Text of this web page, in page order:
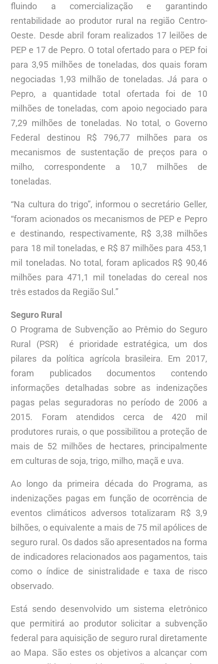
fluindo a comercialização e garantindo
rentabilidade ao produtor rural na região Centro-
Oeste. Desde abril foram realizados 17 leilões de
PEP e 17 de Pepro. O total ofertado para o PEP foi
para 3,95 milhões de toneladas, dos quais foram
negociadas 1,93 milhão de toneladas. Já para o
Pepro, a quantidade total ofertada foi de 10
milhões de toneladas, com apoio negociado para
7,29 milhões de toneladas. No total, o Governo
Federal destinou R$ 796,77 milhões para os
mecanismos de sustentação de preços para o
milho, correspondente a 10,7 milhões de
toneladas.
“Na cultura do trigo”, informou o secretário Geller,
“foram acionados os mecanismos de PEP e Pepro
e destinando, respectivamente, R$ 3,38 milhões
para 18 mil toneladas, e R$ 87 milhões para 453,1
mil toneladas. No total, foram aplicados R$ 90,46
milhões para 471,1 mil toneladas do cereal nos
três estados da Região Sul.”
Seguro Rural
O Programa de Subvenção ao Prêmio do Seguro
Rural (PSR) é prioridade estratégica, um dos
pilares da política agrícola brasileira. Em 2017,
foram publicados documentos contendo
informações detalhadas sobre as indenizações
pagas pelas seguradoras no período de 2006 a
2015. Foram atendidos cerca de 420 mil
produtores rurais, o que possibilitou a proteção de
mais de 52 milhões de hectares, principalmente
em culturas de soja, trigo, milho, maçã e uva.
Ao longo da primeira década do Programa, as
indenizações pagas em função de ocorrência de
eventos climáticos adversos totalizaram R$ 3,9
bilhões, o equivalente a mais de 75 mil apólices de
seguro rural. Os dados são apresentados na forma
de indicadores relacionados aos pagamentos, tais
como o índice de sinistralidade e taxa de risco
observado.
Está sendo desenvolvido um sistema eletrônico
que permitirá ao produtor solicitar a subvenção
federal para aquisição de seguro rural diretamente
ao Mapa. São estes os objetivos a alcançar com